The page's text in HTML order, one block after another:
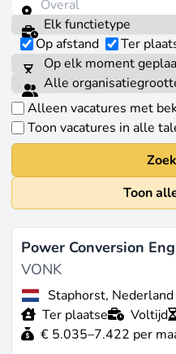
Op afstand Ter
Alleen vacatures met
Toon vacatures in alle
Toon
Power Conversion
VONK
Staphorst, Nederland
Ter plaatse
Voltijd
€ 5.035–7.422 per